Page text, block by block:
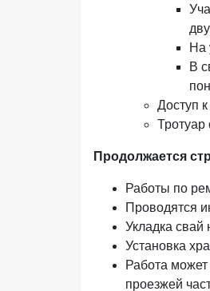
На
В
Доступ
Тротуар
Продолжается
Работы по
Проводятся
Укладка
Установка
Работа
проезжей